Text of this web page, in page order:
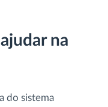
da
na
do sistema